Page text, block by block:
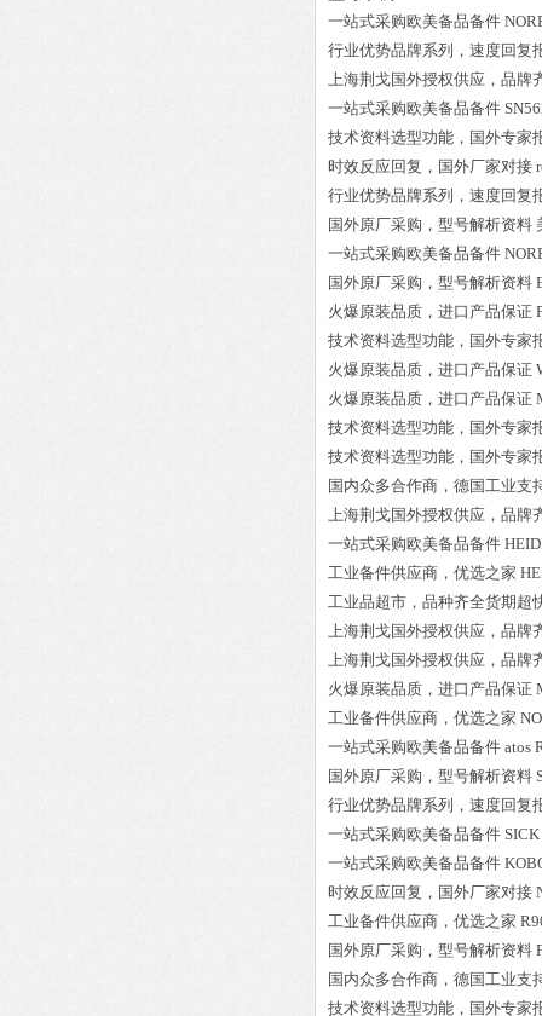
一站式采购欧美备品备件
行业优势品牌系列，速度回复
上海荆戈国外授权供应，品牌
一站式采购欧美备品备件
技术资料选型功能，国外专家
时效反应回复，国外厂家对接
行业优势品牌系列，速度回复
国外原厂采购，型号解析资料
一站式采购欧美备品备件
国外原厂采购，型号解析资料
火爆原装品质，进口产品保证
技术资料选型功能，国外专家
火爆原装品质，进口产品保证
火爆原装品质，进口产品保证
技术资料选型功能，国外专家
技术资料选型功能，国外专家
国内众多合作商，德国工业支
上海荆戈国外授权供应，品牌
一站式采购欧美备品备件
工业备件供应商，优选之家
工业品超市，品种齐全货期超
上海荆戈国外授权供应，品牌
上海荆戈国外授权供应，品牌
火爆原装品质，进口产品保证
工业备件供应商，优选之家
一站式采购欧美备品备件 atos
国外原厂采购，型号解析资料
行业优势品牌系列，速度回复
一站式采购欧美备品备件
一站式采购欧美备品备件
时效反应回复，国外厂家对接
工业备件供应商，优选之家
国外原厂采购，型号解析资料
国内众多合作商，德国工业支
技术资料选型功能，国外专家